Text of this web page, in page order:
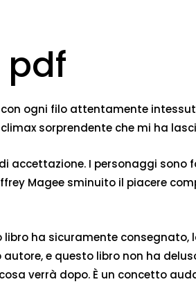
pdf
ogni filo attentamente
sorprendente che mi ha
I personaggi sono
Magee sminuito il piacere
libro ha sicuramente
e questo libro non ha
verrà dopo. È un concetto